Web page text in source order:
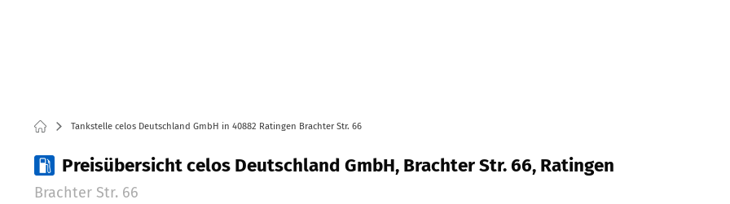
Tankstelle celos Deutschland GmbH in 40882 Ratingen Brachter Str. 66
Preisübersicht celos Deutschland GmbH, Brachter Str. 66, Ratingen
Brachter Str. 66